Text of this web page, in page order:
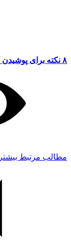
۸ نکته برای پوشیدن کفش ورزشی در استایل روزمره که باید بدانید
مطالب مرتبط بیشتر